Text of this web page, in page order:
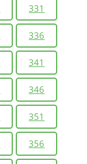
331
336
341
346
351
356